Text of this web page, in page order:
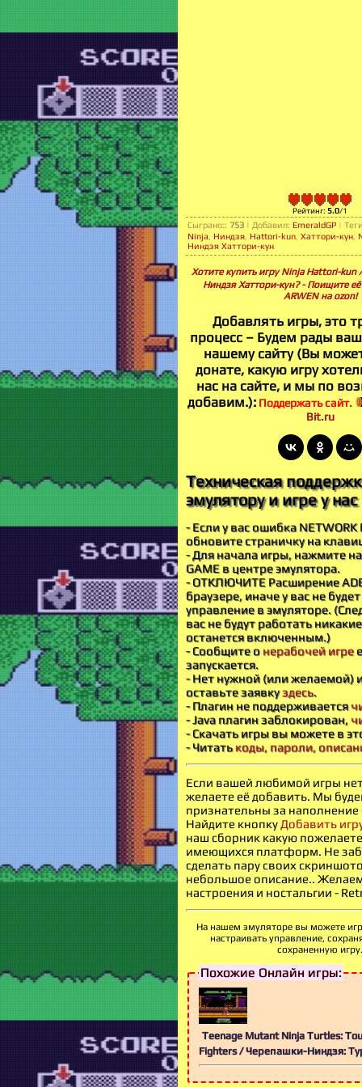
Рейтинг: 5.0/1
Сыграно:: 753 | Добавил: EmeraldGP |
Ninja
Ниндзя Hattori-kun Хаттори-кун
Ниндзя Хаттори-кун
Хотите купить игру Ninja Hattori-kun
Ниндзя Хаттори-кун? - Поищите её
ARWEN на ozon!
Добавлять игры, это
процесс – Будем рады
нашему сайту (Вы
донате, какую игру
нас на сайте, и мы по
добавим.): Поддержать сайт.
Bit.ru
Техническая
эмулятору и игре у нас
- Если у вас ошибка NETWORK
обновите страничку на
- Для начала игры, нажмите на
GAME в центре эмулятора.
- ОТКЛЮЧИТЕ Расширение
браузере, иначе у вас не
управление в эмуляторе.
вас не будут работать
останется включенным.)
- Сообщите о нерабочей игре
запускается.
- Нет нужной (или желаемой)
оставьте заявкуздесь.
- Плагин не поддерживается
- Java плагин заблокирован,
- Скачать игры вы можете в
- Читатькоды, пароли,
Если вашей любимой игры
желаете её добавить. Мы
признательны за наполнение
Найдите кнопку Добавить
наш сборник какую
имеющихся платформ. Не
сделать пару своих
небольшое описание..
настроения и ностальгии -
На нашем эмуляторе вы можете
настраивать управление,
сохраненную игру.
Похожие Онлайн игры:
Teenage Mutant Ninja Turtles:
Fighters / Черепашки-Ниндзя: